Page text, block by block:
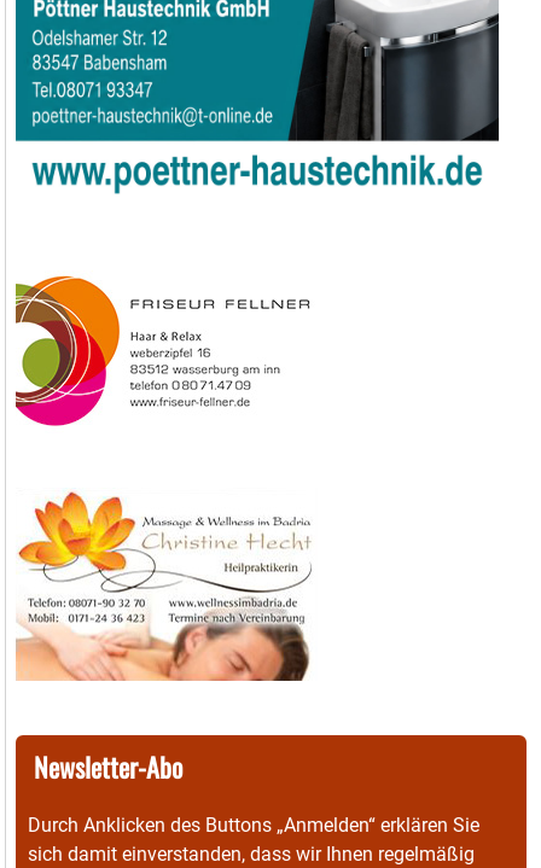
Newsletter-Abo
Durch Anklicken des Buttons „Anmelden“ erklären Sie
sich damit einverstanden, dass wir Ihnen regelmäßig